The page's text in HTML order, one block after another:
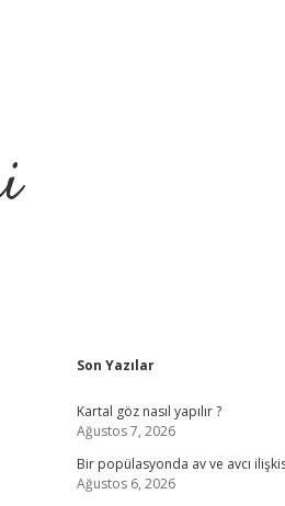
Sidebar
Son Yazılar
Kartal göz nasıl yapılır ?
Ağustos 7, 2026
Bir popülasyonda av ve avcı
Ağustos 6, 2026